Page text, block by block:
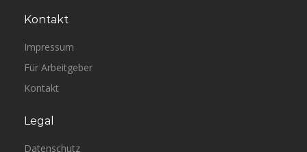
Kontakt
Impressum
Für Arbeitgeber
Kontakt
Legal
Datenschutz